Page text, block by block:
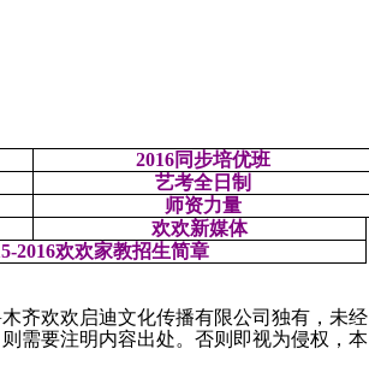
2016同步培优班
艺考全日制
师资力量
欢欢新媒体
2016欢欢家教招生简章
齐欢欢启迪文化传播有限公司独有，未经
需要注明内容出处。否则即视为侵权，本